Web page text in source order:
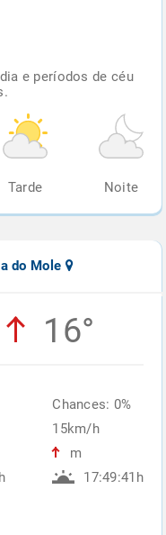
e períodos de céu
Tarde Noite
do Mole
16°
Chances: 0%
15km/h
m
17:49:41h